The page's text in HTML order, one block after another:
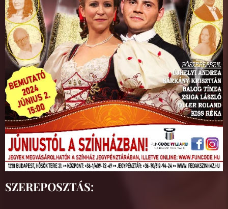
SZEREPOSZTÁS: